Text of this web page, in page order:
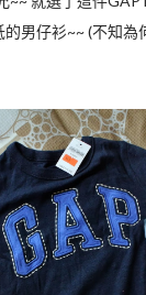
男仔衫~~ (不知為